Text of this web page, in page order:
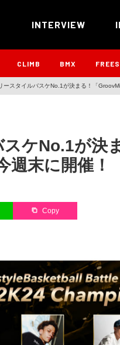
INTERVIEW
CLIMB BMX
ースタイルバスケNo.1が決まる！「
ケNo.1が決
末に開催！
Copy